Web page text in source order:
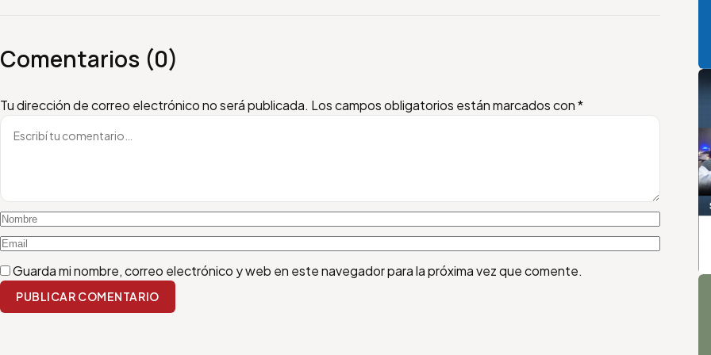
Comentarios (0)
Tu dirección de correo electrónico no será publicada. Los campos obligatorios están marcados con*
Escribí tu comentario
Nombre
Email
Guarda mi nombre, correo electrónico y web en este navegador para la próxima vez que comente.
PUBLICAR COMENTARIO